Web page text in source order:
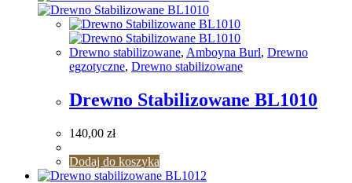
Drewno stabilizowane, Amboyna Burl, Drewno
egzotyczne, Drewno stabilizowane
Drewno Stabilizowane BL1010
140,00 zł
Dodaj do koszyka